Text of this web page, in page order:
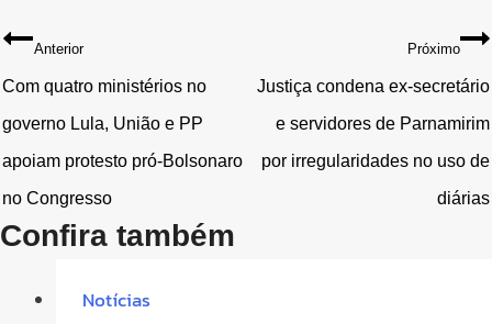
Navegação
de
Post
Anterior
Com quatro ministérios no
governo Lula, União e PP
apoiam protesto pró-Bolsonaro
no Congresso
Próximo
Justiça condena ex-secretário
e servidores de Parnamirim
por irregularidades no uso de
diárias
Confira também
Notícias